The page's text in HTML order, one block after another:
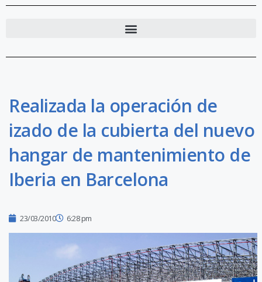
Realizada la operación de
izado de la cubierta del nuevo
hangar de mantenimiento de
Iberia en Barcelona
23/03/2010 6:28 pm